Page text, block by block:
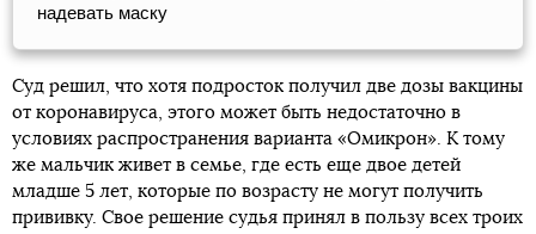
надевать маску
Суд решил, что хотя подросток получил две дозы вакцины
от коронавируса, этого может быть недостаточно в
условиях распространения варианта «Омикрон». К тому
же мальчик живет в семье, где есть еще двое детей
младше 5 лет, которые по возрасту не могут получить
прививку. Свое решение судья принял в пользу всех троих